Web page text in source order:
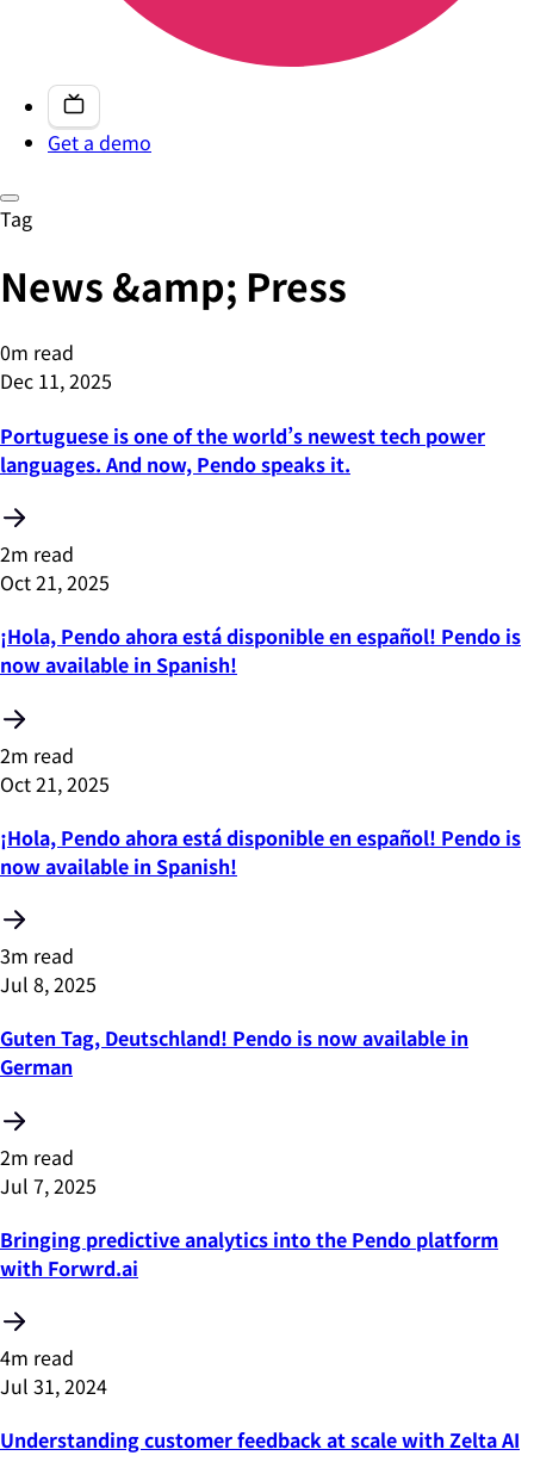
Get a demo
Tag
News &amp; Press
0m read
Dec 11, 2025
Portuguese is one of the world’s newest tech power
languages. And now, Pendo speaks it.
2m read
Oct 21, 2025
¡Hola, Pendo ahora está disponible en español! Pendo is
now available in Spanish!
2m read
Oct 21, 2025
¡Hola, Pendo ahora está disponible en español! Pendo is
now available in Spanish!
3m read
Jul 8, 2025
Guten Tag, Deutschland! Pendo is now available in
German
2m read
Jul 7, 2025
Bringing predictive analytics into the Pendo platform
with Forwrd.ai
4m read
Jul 31, 2024
Understanding customer feedback at scale with Zelta AI